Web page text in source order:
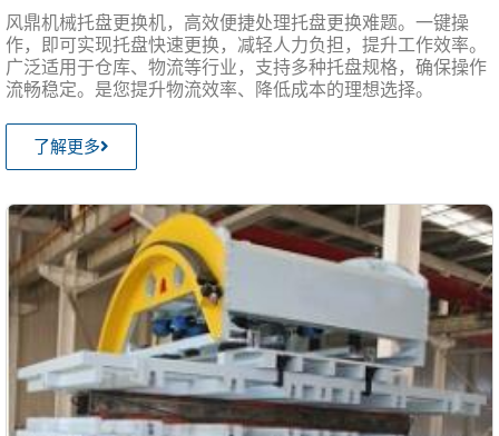
风鼎机械托盘更换机，高效便捷处理托盘更换难题。一键操
作，即可实现托盘快速更换，减轻人力负担，提升工作效率。
广泛适用于仓库、物流等行业，支持多种托盘规格，确保操作
流畅稳定。是您提升物流效率、降低成本的理想选择。
了解更多